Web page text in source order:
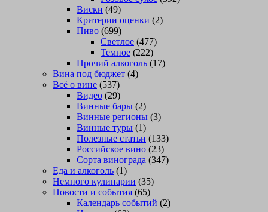
Виски (49)
Критерии оценки (2)
Пиво (699)
Светлое (477)
Темное (222)
Прочий алкоголь (17)
Вина под бюджет (4)
Всё о вине (537)
Видео (29)
Винные бары (2)
Винные регионы (3)
Винные туры (1)
Полезные статьи (133)
Российское вино (23)
Сорта винограда (347)
Еда и алкоголь (1)
Немного кулинарии (35)
Новости и события (65)
Календарь событий (2)